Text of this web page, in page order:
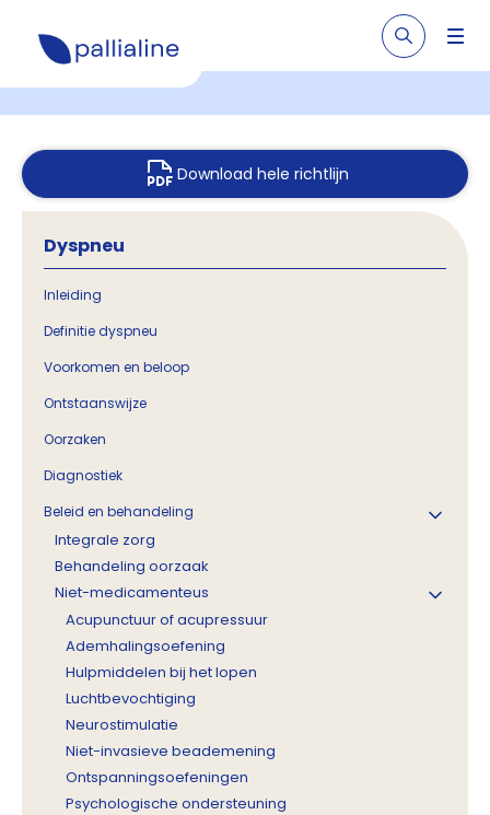
Download hele richtlijn
Dyspneu
Inleiding
Definitie dyspneu
Voorkomen en beloop
Ontstaanswijze
Oorzaken
Diagnostiek
Beleid en behandeling
Integrale zorg
Behandeling oorzaak
Niet-medicamenteus
Acupunctuur of acupressuur
Ademhalingsoefening
Hulpmiddelen bij het lopen
Luchtbevochtiging
Neurostimulatie
Niet-invasieve beademening
Ontspanningsoefeningen
Psychologische ondersteuning